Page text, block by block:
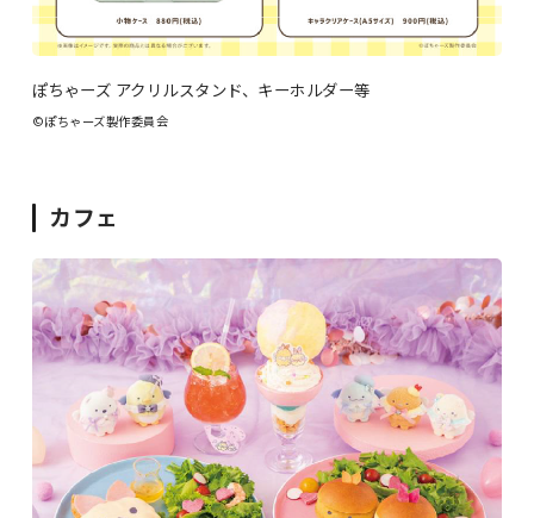
ぽちゃーズ アクリルスタンド、キーホルダー等
©ぽちゃーズ製作委員会
カフェ